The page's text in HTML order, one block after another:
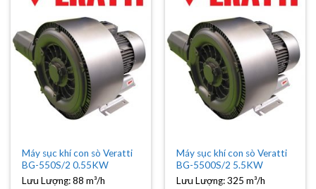
Máy sục khí con sò Veratti
BG-550S/2 0.55KW
Lưu Lượng:88 m³/h
Máy sục khí con sò Veratti
BG-5500S/2 5.5KW
Lưu Lượng:325 m³/h